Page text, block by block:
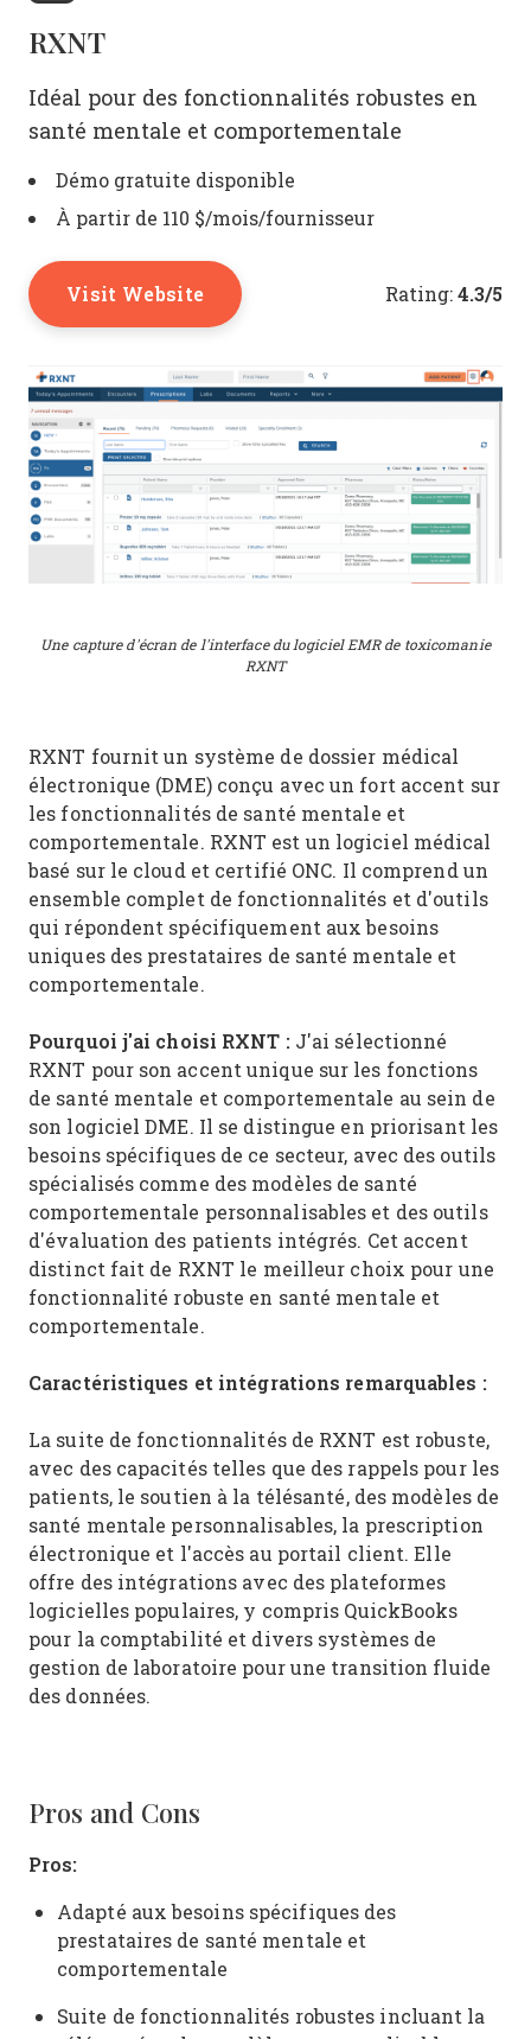
RXNT
Idéal pour des fonctionnalités robustes en
santé mentale et comportementale
Démo gratuite disponible
À partir de 110 $/mois/fournisseur
Visit Website Rating:4.3/5
Une capture d'écran de l'interface du logiciel EMR de toxicomanie
RXNT
RXNT fournit un système de dossier médical
électronique (DME) conçu avec un fort accent sur
les fonctionnalités de santé mentale et
comportementale. RXNT est un logiciel médical
basé sur le cloud et certifié ONC. Il comprend un
ensemble complet de fonctionnalités et d'outils
qui répondent spécifiquement aux besoins
uniques des prestataires de santé mentale et
comportementale.
Pourquoi j'ai choisi RXNT : J'ai sélectionné
RXNT pour son accent unique sur les fonctions
de santé mentale et comportementale au sein de
son logiciel DME. Il se distingue en priorisant les
besoins spécifiques de ce secteur, avec des outils
spécialisés comme des modèles de santé
comportementale personnalisables et des outils
d'évaluation des patients intégrés. Cet accent
distinct fait de RXNT le meilleur choix pour une
fonctionnalité robuste en santé mentale et
comportementale.
Caractéristiques et intégrations remarquables :
La suite de fonctionnalités de RXNT est robuste,
avec des capacités telles que des rappels pour les
patients, le soutien à la télésanté, des modèles de
santé mentale personnalisables, la prescription
électronique et l'accès au portail client. Elle
offre des intégrations avec des plateformes
logicielles populaires, y compris QuickBooks
pour la comptabilité et divers systèmes de
gestion de laboratoire pour une transition fluide
des données.
Pros and Cons
Pros:
Adapté aux besoins spécifiques des
prestataires de santé mentale et
comportementale
Suite de fonctionnalités robustes incluant la